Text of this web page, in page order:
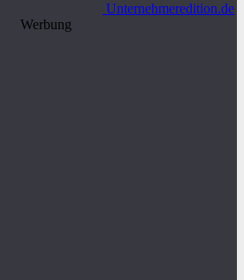
Unternehmeredition.de
Werbung